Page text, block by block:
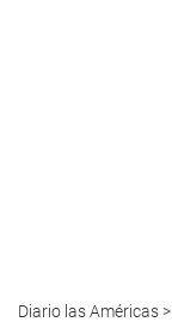
Diario las Américas>